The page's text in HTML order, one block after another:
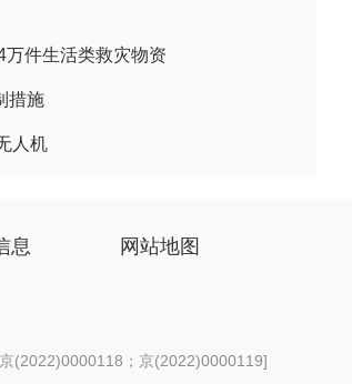
件生活类救灾物资
措施
人机
息 网站地图
(2022)0000118；京(2022)0000119]